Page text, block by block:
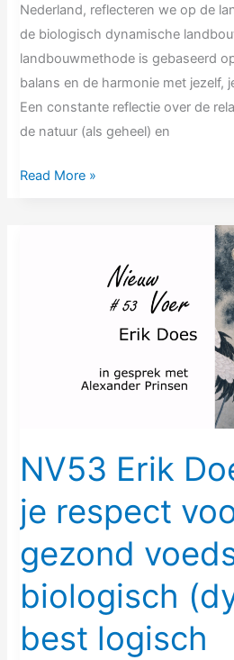
Nederland, reflecteren we op de
de biologisch dynamische
landbouwmethode is gebaseerd
balans en de harmonie met jezelf,
Een constante reflectie over de
de natuur (als geheel) en
Read More »
NV53 Erik
je respect
gezond
biologisch
best logisch
gezond
voedsel,
dan
is
biologisch
(dynamisch)
best
logisch